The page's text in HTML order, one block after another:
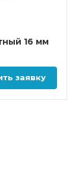
16 мм
заявку